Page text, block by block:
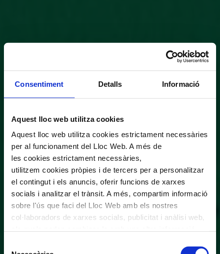
Consentiment Detalls Informació
Aquest lloc web utilitza cookies
Aquest lloc web utilitza cookies estrictament necessàries
per al funcionament del Lloc Web. A més de
les cookies estrictament necessàries,
utilitzem cookies pròpies i de tercers per a personalitzar
el contingut i els anuncis, oferir funcions de xarxes
socials i analitzar el trànsit. A més, compartim informació
sobre l'ús que faci del Lloc Web amb els nostres
col·laboradors de xarxes socials, publicitat i anàlisi web,